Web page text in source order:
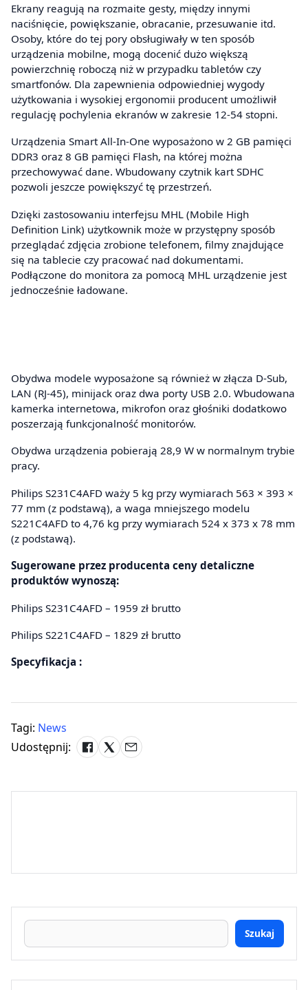
Ekrany reagują na rozmaite gesty, między innymi
naciśnięcie, powiększanie, obracanie, przesuwanie itd.
Osoby, które do tej pory obsługiwały w ten sposób
urządzenia mobilne, mogą docenić dużo większą
powierzchnię roboczą niż w przypadku tabletów czy
smartfonów. Dla zapewnienia odpowiedniej wygody
użytkowania i wysokiej ergonomii producent umożliwił
regulację pochylenia ekranów w zakresie 12-54 stopni.
Urządzenia Smart All-In-One wyposażono w 2 GB pamięci
DDR3 oraz 8 GB pamięci Flash, na której można
przechowywać dane. Wbudowany czytnik kart SDHC
pozwoli jeszcze powiększyć tę przestrzeń.
Dzięki zastosowaniu interfejsu MHL (Mobile High
Definition Link) użytkownik może w przystępny sposób
przeglądać zdjęcia zrobione telefonem, filmy znajdujące
się na tablecie czy pracować nad dokumentami.
Podłączone do monitora za pomocą MHL urządzenie jest
jednocześnie ładowane.
Obydwa modele wyposażone są również w złącza D-Sub,
LAN (RJ-45), minijack oraz dwa porty USB 2.0. Wbudowana
kamerka internetowa, mikrofon oraz głośniki dodatkowo
poszerzają funkcjonalność monitorów.
Obydwa urządzenia pobierają 28,9 W w normalnym trybie
pracy.
Philips S231C4AFD waży 5 kg przy wymiarach 563 × 393 ×
77 mm (z podstawą), a waga mniejszego modelu
S221C4AFD to 4,76 kg przy wymiarach 524 x 373 x 78 mm
(z podstawą).
Sugerowane przez producenta ceny detaliczne
produktów wynoszą:
Philips S231C4AFD – 1959 zł brutto
Philips S221C4AFD – 1829 zł brutto
Specyfikacja :
Tagi: News
Udostępnij:
Szukaj